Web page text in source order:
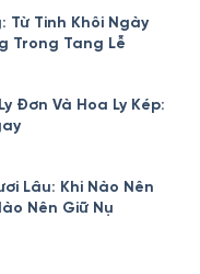
Từ Tinh Khôi Ngày
Trong Tang Lễ
Đơn Và Hoa Ly Kép:
Lâu: Khi Nào Nên
Nên Giữ Nụ